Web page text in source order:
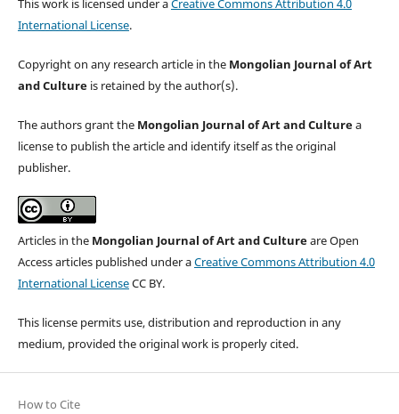
This work is licensed under aCreative Commons Attribution 4.0
International License.
Copyright on any research article in the Mongolian Journal of Art
and Cultureis retained by the author(s).
The authors grant the Mongolian Journal of Art and Culturea
license to publish the article and identify itself as the original
publisher.
Articles in the Mongolian Journal of Art and Cultureare Open
Access articles published under aCreative Commons Attribution 4.0
International LicenseCC BY.
This license permits use, distribution and reproduction in any
medium, provided the original work is properly cited.
How to Cite